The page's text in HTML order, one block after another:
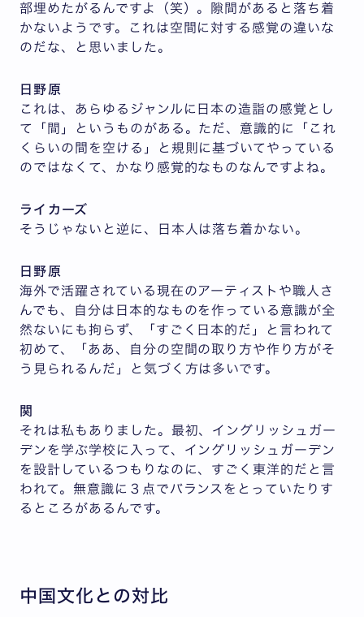
部埋めたがるんですよ（笑）。隙間があると落ち着
かないようです。これは空間に対する感覚の違いな
のだな、と思いました。
日野原
これは、あらゆるジャンルに日本の造詣の感覚とし
て「間」というものがある。ただ、意識的に「これ
くらいの間を空ける」と規則に基づいてやっている
のではなくて、かなり感覚的なものなんですよね。
ライカーズ
そうじゃないと逆に、日本人は落ち着かない。
日野原
海外で活躍されている現在のアーティストや職人さ
んでも、自分は日本的なものを作っている意識が全
然ないにも拘らず、「すごく日本的だ」と言われて
初めて、「ああ、自分の空間の取り方や作り方がそ
う見られるんだ」と気づく方は多いです。
関
それは私もありました。最初、イングリッシュガー
デンを学ぶ学校に入って、イングリッシュガーデン
を設計しているつもりなのに、すごく東洋的だと言
われて。無意識に３点でバランスをとっていたりす
るところがあるんです。
中国文化との対比